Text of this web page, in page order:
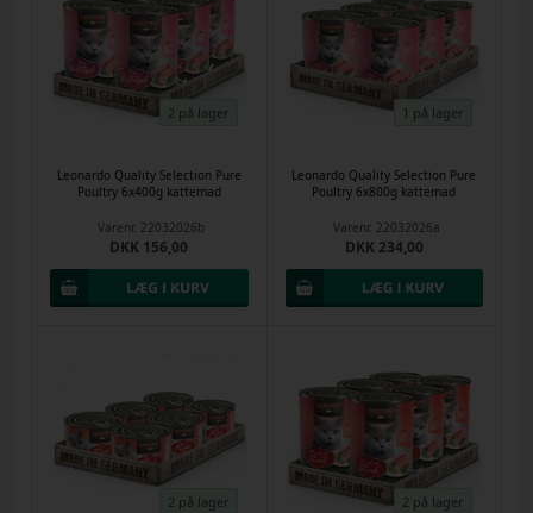
2 på lager
Leonardo Quality Selection Pure
Poultry 6x400g kattemad
Varenr. 22032026b
DKK 156,00
1 på lager
Leonardo Quality Selection Pure
Poultry 6x800g kattemad
Varenr. 22032026a
DKK 234,00
2 på lager 2 på lager